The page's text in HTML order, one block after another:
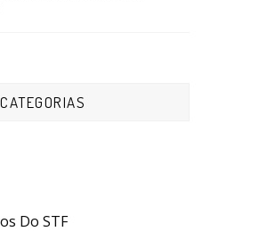
CATEGORIAS
Do STF